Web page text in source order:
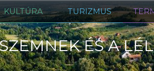
KULTÚRA TURIZMUS
ÉS A